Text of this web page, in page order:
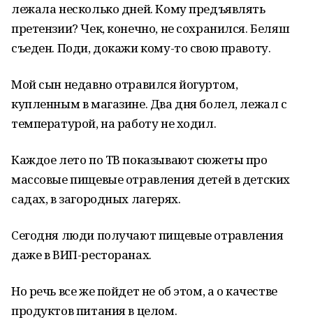
лежала несколько дней. Кому предъявлять
претензии? Чек, конечно, не сохранился. Беляш
съеден. Поди, докажи кому-то свою правоту.
Мой сын недавно отравился йогуртом,
купленным в магазине. Два дня болел, лежал с
температурой, на работу не ходил.
Каждое лето по ТВ показывают сюжеты про
массовые пищевые отравления детей в детских
садах, в загородных лагерях.
Сегодня люди получают пищевые отравления
даже в ВИП-ресторанах.
Но речь все же пойдет не об этом, а о качестве
продуктов питания в целом.